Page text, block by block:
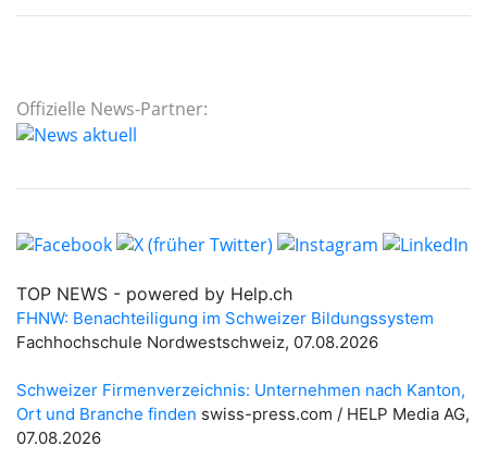
Offizielle News-Partner: